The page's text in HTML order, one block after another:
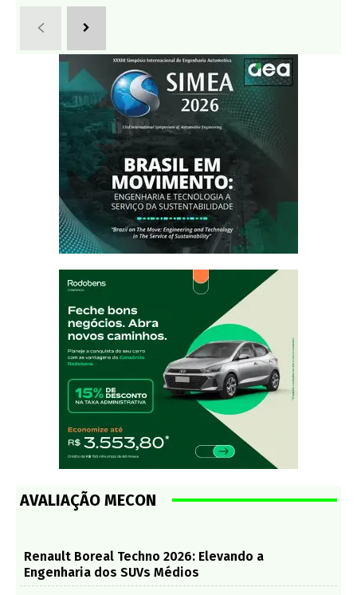
AVALIAÇÃO MECON
Renault Boreal Techno 2026: Elevando a
Engenharia dos SUVs Médios